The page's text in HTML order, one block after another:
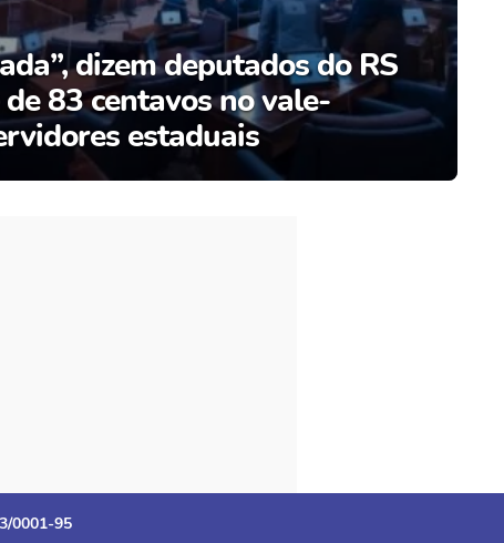
dizem deputados do RS
83 centavos no vale-
estaduais
0001-95